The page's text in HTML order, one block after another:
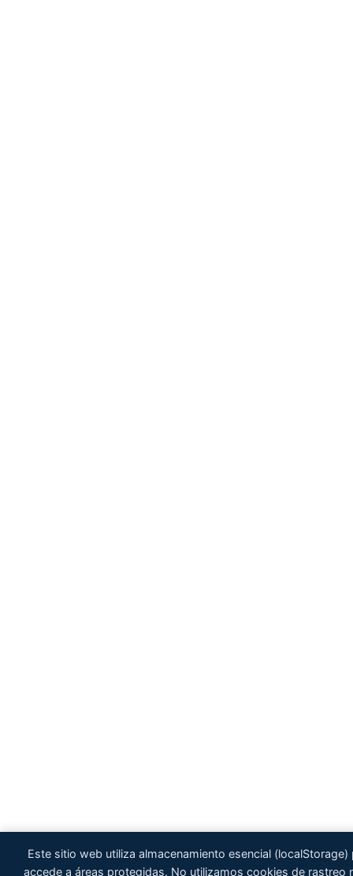
Este sitio web utiliza almacenamiento esencial
accede a áreas protegidas. No utilizamos cookies de rastreo